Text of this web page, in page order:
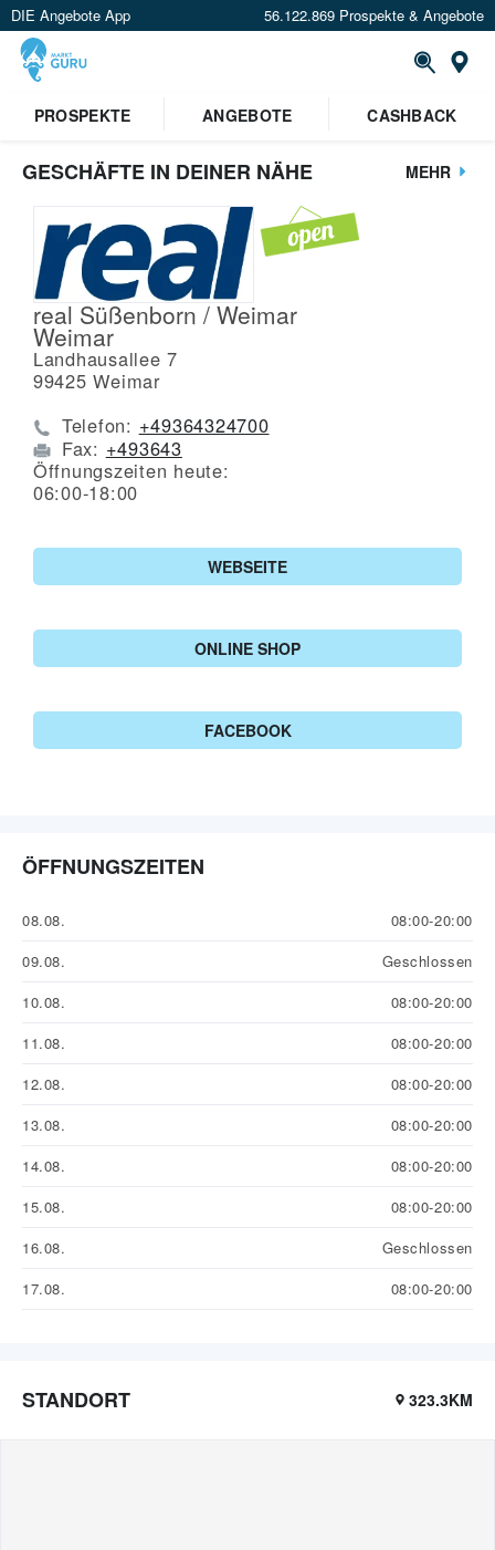
DIE Angebote App 56.122.869 Prospekte & Angebote
PROSPEKTE
ANGEBOTE CASHBACK
GESCHÄFTE IN DEINER NÄHE MEHR
real Süßenborn / Weimar
Weimar
Landhausallee 7
99425 Weimar
Telefon: +49364324700
Fax: +493643
Öffnungszeiten heute:
06:00-18:00
WEBSEITE
ONLINE SHOP
FACEBOOK
ÖFFNUNGSZEITEN
08.08.
08:00-20:00
09.08.
Geschlossen
10.08.
08:00-20:00
11.08.
08:00-20:00
12.08.
08:00-20:00
13.08.
08:00-20:00
14.08.
08:00-20:00
15.08.
08:00-20:00
16.08.
Geschlossen
17.08.
08:00-20:00
STANDORT 323.3KM